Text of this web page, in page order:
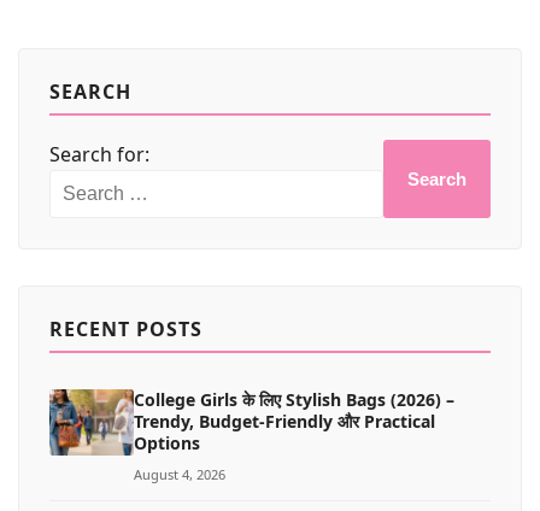
SEARCH
Search for:
Search
RECENT POSTS
College Girls के लिए Stylish Bags (2026) –
Trendy, Budget-Friendly और Practical
Options
August 4, 2026